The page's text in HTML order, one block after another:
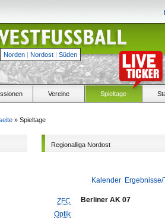
Norden | Nordost | Süden
Vereine Spieltage
» Spieltage
Regionalliga Nordost
Kalender
ZFC
Optik
Berliner AK 07